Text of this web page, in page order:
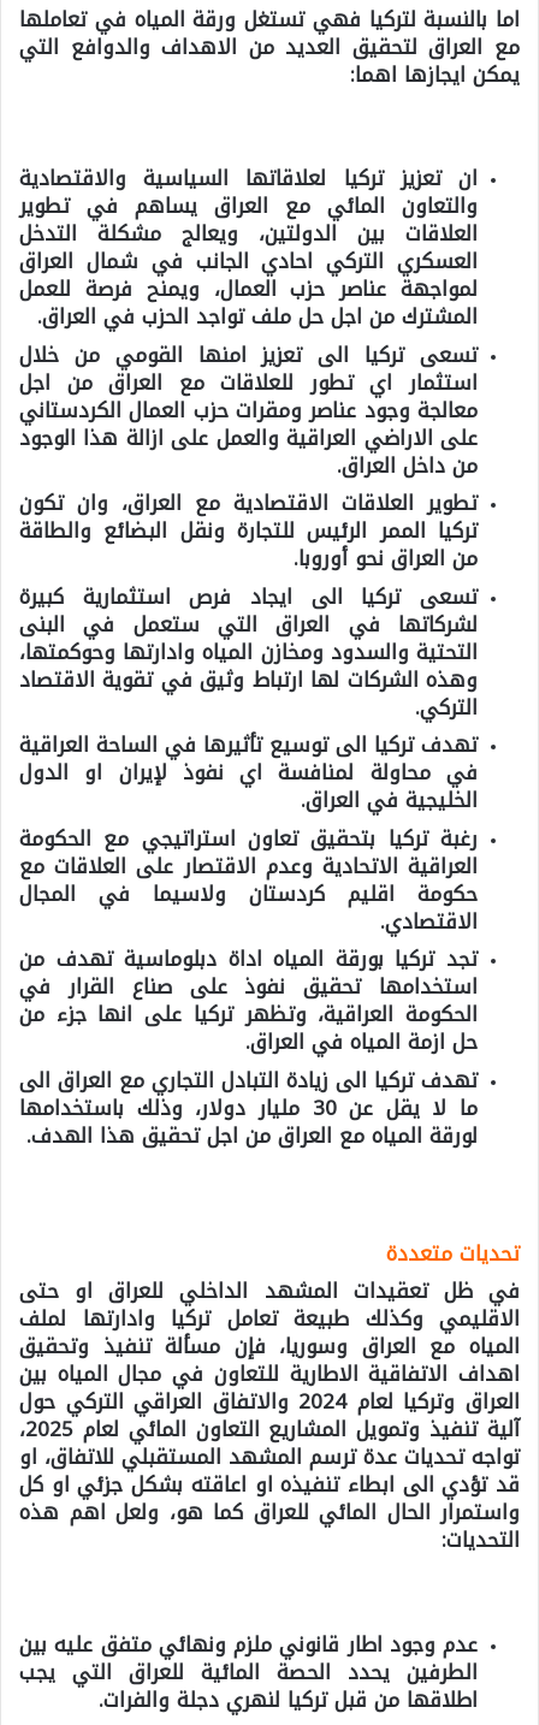
اما بالنسبة لتركيا فهي تستغل ورقة المياه في تعاملها
مع العراق لتحقيق العديد من الاهداف والدوافع التي
يمكن ايجازها اهما:
ان تعزيز تركيا لعلاقاتها السياسية والاقتصادية
والتعاون المائي مع العراق يساهم في تطوير
العلاقات بين الدولتين، ويعالج مشكلة التدخل
العسكري التركي احادي الجانب في شمال العراق
لمواجهة عناصر حزب العمال، ويمنح فرصة للعمل
المشترك من اجل حل ملف تواجد الحزب في العراق.
تسعى تركيا الى تعزيز امنها القومي من خلال
استثمار اي تطور للعلاقات مع العراق من اجل
معالجة وجود عناصر ومقرات حزب العمال الكردستاني
على الاراضي العراقية والعمل على ازالة هذا الوجود
من داخل العراق.
تطوير العلاقات الاقتصادية مع العراق، وان تكون
تركيا الممر الرئيس للتجارة ونقل البضائع والطاقة
من العراق نحو أوروبا.
تسعى تركيا الى ايجاد فرص استثمارية كبيرة
لشركاتها في العراق التي ستعمل في البنى
التحتية والسدود ومخازن المياه وادارتها وحوكمتها،
وهذه الشركات لها ارتباط وثيق في تقوية الاقتصاد
التركي.
تهدف تركيا الى توسيع تأثيرها في الساحة العراقية
في محاولة لمنافسة اي نفوذ لإيران او الدول
الخليجية في العراق.
رغبة تركيا بتحقيق تعاون استراتيجي مع الحكومة
العراقية الاتحادية وعدم الاقتصار على العلاقات مع
حكومة اقليم كردستان ولاسيما في المجال
الاقتصادي.
تجد تركيا بورقة المياه اداة دبلوماسية تهدف من
استخدامها تحقيق نفوذ على صناع القرار في
الحكومة العراقية، وتظهر تركيا على انها جزء من
حل ازمة المياه في العراق.
تهدف تركيا الى زيادة التبادل التجاري مع العراق الى
ما لا يقل عن 30 مليار دولار، وذلك باستخدامها
لورقة المياه مع العراق من اجل تحقيق هذا الهدف.
تحديات متعددة
في ظل تعقيدات المشهد الداخلي للعراق او حتى
الاقليمي وكذلك طبيعة تعامل تركيا وادارتها لملف
المياه مع العراق وسوريا، فإن مسألة تنفيذ وتحقيق
اهداف الاتفاقية الاطارية للتعاون في مجال المياه بين
العراق وتركيا لعام 2024 والاتفاق العراقي التركي حول
آلية تنفيذ وتمويل المشاريع التعاون المائي لعام 2025،
تواجه تحديات عدة ترسم المشهد المستقبلي للاتفاق، او
قد تؤدي الى ابطاء تنفيذه او اعاقته بشكل جزئي او كل
واستمرار الحال المائي للعراق كما هو، ولعل اهم هذه
التحديات:
عدم وجود اطار قانوني ملزم ونهائي متفق عليه بين
الطرفين يحدد الحصة المائية للعراق التي يجب
اطلاقها من قبل تركيا لنهري دجلة والفرات.